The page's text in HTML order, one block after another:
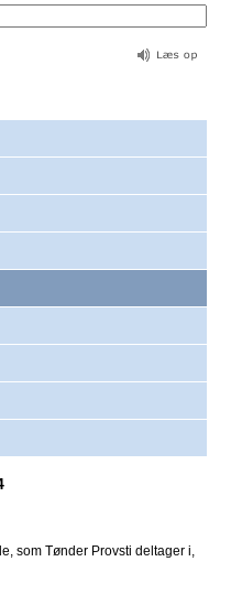
som Tønder Provsti deltager i,